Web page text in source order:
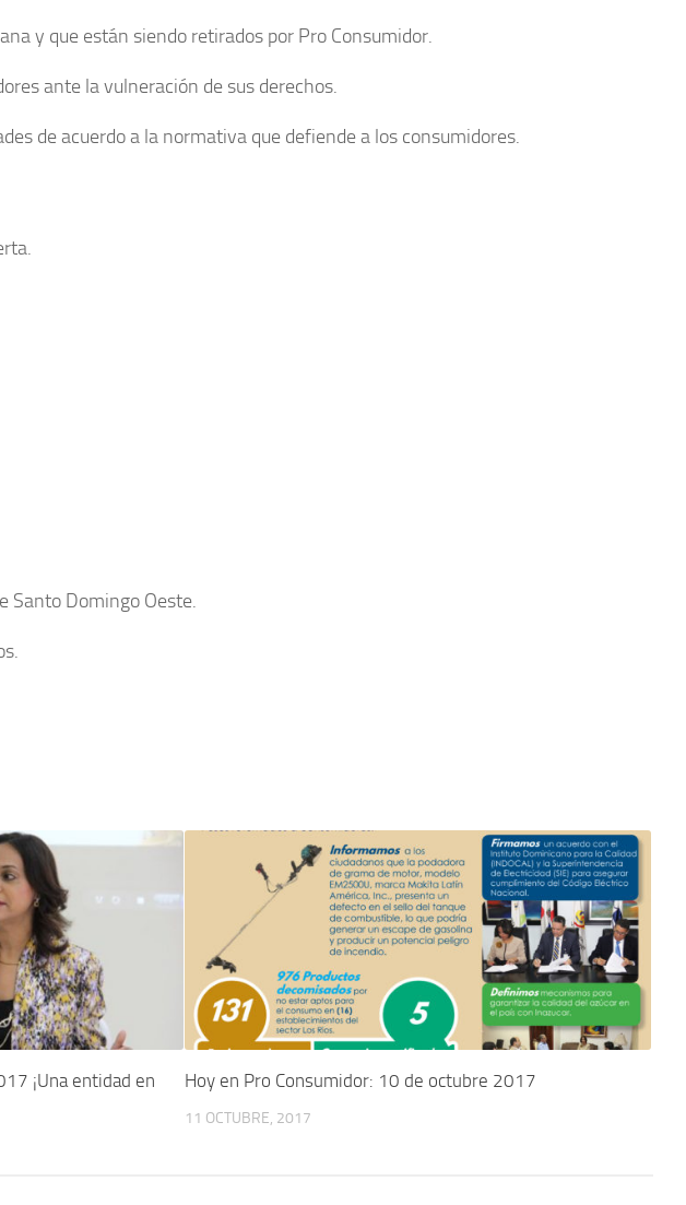
y que están siendo retirados por Pro Consumidor.
ante la vulneración de sus derechos.
de acuerdo a la normativa que defiende a los consumidores.
Santo Domingo Oeste.
¡Una entidad en
Hoy en Pro Consumidor: 10 de octubre 2017
11 OCTUBRE, 2017